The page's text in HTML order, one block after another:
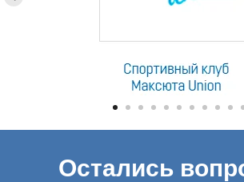
Остались